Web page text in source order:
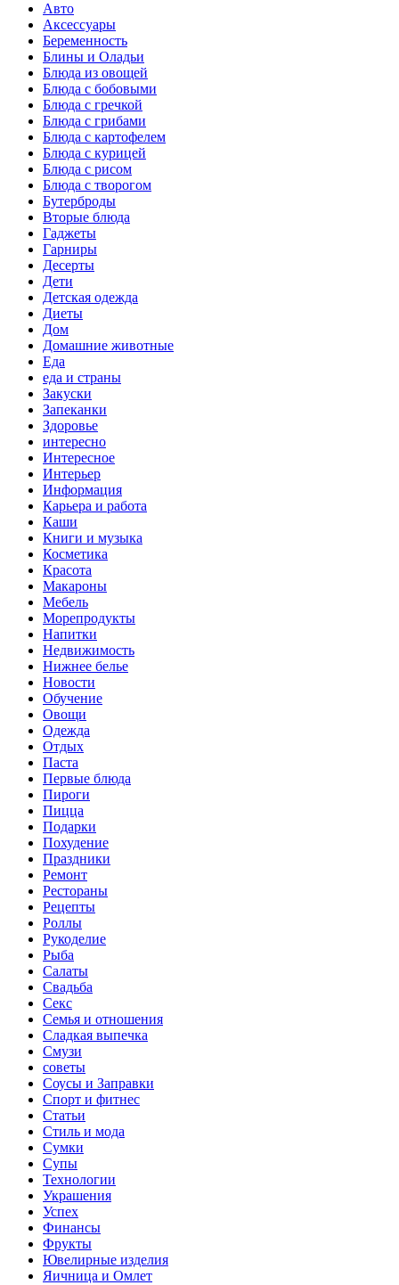
Авто
Аксессуары
Беременность
Блины и Оладьи
Блюда из овощей
Блюда с бобовыми
Блюда с гречкой
Блюда с грибами
Блюда с картофелем
Блюда с курицей
Блюда с рисом
Блюда с творогом
Бутерброды
Вторые блюда
Гаджеты
Гарниры
Десерты
Дети
Детская одежда
Диеты
Дом
Домашние животные
Еда
еда и страны
Закуски
Запеканки
Здоровье
интересно
Интересное
Интерьер
Информация
Карьера и работа
Каши
Книги и музыка
Косметика
Красота
Макароны
Мебель
Морепродукты
Напитки
Недвижимость
Нижнее белье
Новости
Обучение
Овощи
Одежда
Отдых
Паста
Первые блюда
Пироги
Пицца
Подарки
Похудение
Праздники
Ремонт
Рестораны
Рецепты
Роллы
Рукоделие
Рыба
Салаты
Свадьба
Секс
Семья и отношения
Сладкая выпечка
Смузи
советы
Соусы и Заправки
Спорт и фитнес
Статьи
Стиль и мода
Сумки
Супы
Технологии
Украшения
Успех
Финансы
Фрукты
Ювелирные изделия
Яичница и Омлет